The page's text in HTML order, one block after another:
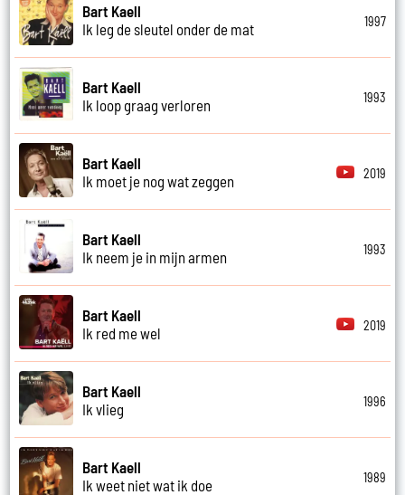
Bart Kaell
Ik leg de sleutel onder de mat
1997
Bart Kaell
Ik loop graag verloren
1993
Bart Kaell
Ik moet je nog wat zeggen
2019
Bart Kaell
Ik neem je in mijn armen
1993
Bart Kaell
Ik red me wel
2019
Bart Kaell
Ik vlieg
1996
Bart Kaell
Ik weet niet wat ik doe
1989